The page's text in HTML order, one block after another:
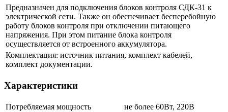
Предназначен для подключения блоков контроля СДК-31 к
электрической сети. Также он обеспечивает бесперебойную
работу блоков контроля при отключении питающего
напряжения. При этом питание блока контроля
осуществляется от встроенного аккумулятора.
Комплектация: источник питания, комплект кабелей,
комплект документации.
Характеристики
Потребляемая мощность не более 60Вт, 220В